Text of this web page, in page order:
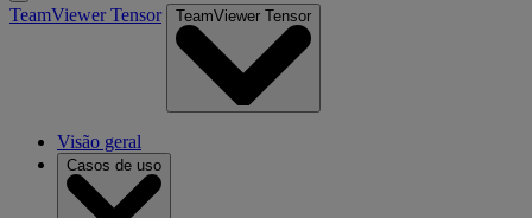
TeamViewer Tensor TeamViewer Tensor
Visão geral
Casos de uso